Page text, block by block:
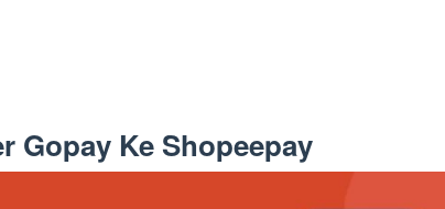
Gopay Ke Shopeepay